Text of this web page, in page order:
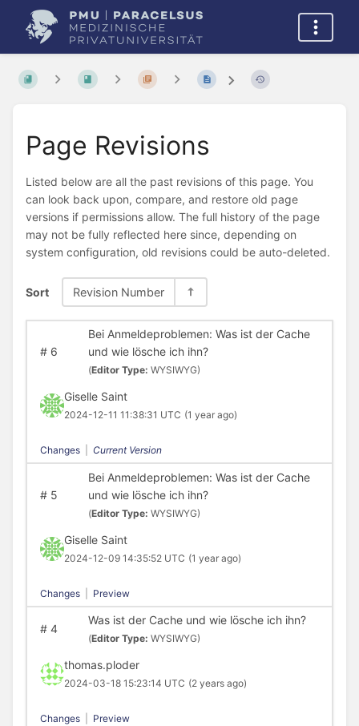
Page Revisions
Listed below are all the past revisions of this page. You
can look back upon, compare, and restore old page
versions if permissions allow. The full history of the page
may not be fully reflected here since, depending on
system configuration, old revisions could be auto-deleted.
Sort Revision Number
#6
Bei Anmeldeproblemen: Was ist der Cache
und wie lösche ich ihn?
(Editor Type: WYSIWYG)
Giselle Saint
2024-12-11 11:38:31 UTC (1 year ago)
Changes Current Version
#5
Bei Anmeldeproblemen: Was ist der Cache
und wie lösche ich ihn?
(Editor Type: WYSIWYG)
Giselle Saint
2024-12-09 14:35:52 UTC (1 year ago)
Changes Preview
#4
Was ist der Cache und wie lösche ich ihn?
(Editor Type: WYSIWYG)
thomas.ploder
2024-03-18 15:23:14 UTC (2 years ago)
Changes Preview